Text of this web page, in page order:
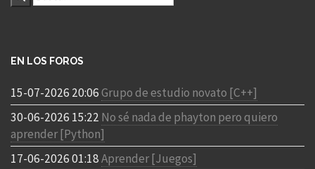
EN LOS FOROS
15-07-2026 20:06Grupo de estudio novato [C++]
30-06-2026 15:22 No sé nada de phayton pero quiero
aprender [Python]
17-06-2026 01:18Aprender [Juegos]